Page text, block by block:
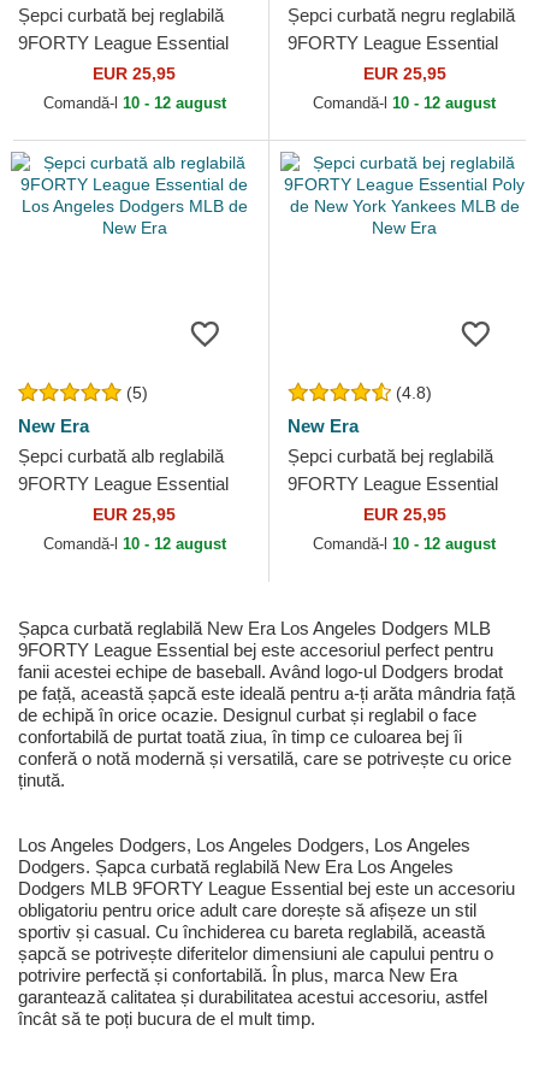
Șepci curbată bej reglabilă
9FORTY League Essential
de Los Angeles Dodgers
MLB de New Era
EUR 25,95
Comandă-l 10 - 12 august
Șepci curbată negru reglabilă
9FORTY League Essential
de Los Angeles Dodgers
MLB de New Era
EUR 25,95
Comandă-l 10 - 12 august
(5)
New Era
Șepci curbată alb reglabilă
9FORTY League Essential
de Los Angeles Dodgers
MLB de New Era
EUR 25,95
Comandă-l 10 - 12 august
(4.8)
New Era
Șepci curbată bej reglabilă
9FORTY League Essential
Poly de New York Yankees
MLB de New Era
EUR 25,95
Comandă-l 10 - 12 august
Șapca curbată reglabilă New Era Los Angeles Dodgers MLB
9FORTY League Essential bej este accesoriul perfect pentru
fanii acestei echipe de baseball. Având logo-ul Dodgers brodat
pe față, această șapcă este ideală pentru a-ți arăta mândria față
de echipă în orice ocazie. Designul curbat și reglabil o face
confortabilă de purtat toată ziua, în timp ce culoarea bej îi
conferă o notă modernă și versatilă, care se potrivește cu orice
ținută.
Los Angeles Dodgers, Los Angeles Dodgers, Los Angeles
Dodgers. Șapca curbată reglabilă New Era Los Angeles
Dodgers MLB 9FORTY League Essential bej este un accesoriu
obligatoriu pentru orice adult care dorește să afișeze un stil
sportiv și casual. Cu închiderea cu bareta reglabilă, această
șapcă se potrivește diferitelor dimensiuni ale capului pentru o
potrivire perfectă și confortabilă. În plus, marca New Era
garantează calitatea și durabilitatea acestui accesoriu, astfel
încât să te poți bucura de el mult timp.